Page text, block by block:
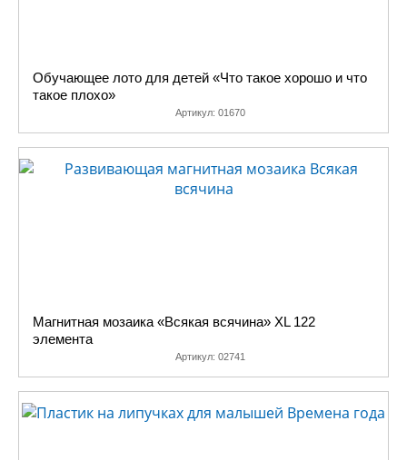
Обучающее лото для детей «Что такое хорошо и что
такое плохо»
Артикул: 01670
Магнитная мозаика «Всякая всячина» XL 122
элемента
Артикул: 02741